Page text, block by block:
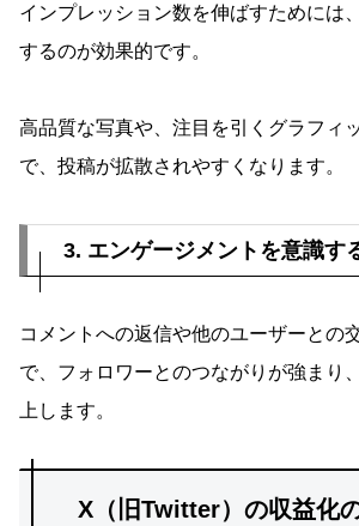
インプレッション数を伸ばすためには
するのが効果的です。
高品質な写真や、注目を引くグラフィ
で、投稿が拡散されやすくなります。
3. エンゲージメントを意識す
コメントへの返信や他のユーザーとの
で、フォロワーとのつながりが強まり
上します。
X（旧Twitter）の収益化